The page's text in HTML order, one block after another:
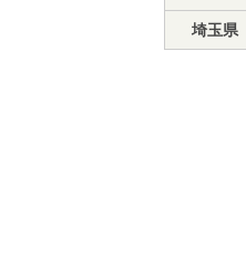
埼玉県